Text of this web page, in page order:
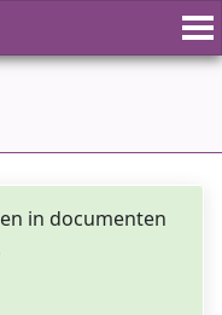
in documenten